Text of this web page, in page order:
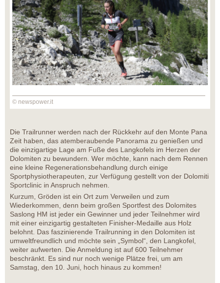
© newspower.it
Die Trailrunner werden nach der Rückkehr auf den Monte Pana
Zeit haben, das atemberaubende Panorama zu genießen und
die einzigartige Lage am Fuße des Langkofels im Herzen der
Dolomiten zu bewundern. Wer möchte, kann nach dem Rennen
eine kleine Regenerationsbehandlung durch einige
Sportphysiotherapeuten, zur Verfügung gestellt von der Dolomiti
Sportclinic in Anspruch nehmen.
Kurzum, Gröden ist ein Ort zum Verweilen und zum
Wiederkommen, denn beim großen Sportfest des Dolomites
Saslong HM ist jeder ein Gewinner und jeder Teilnehmer wird
mit einer einzigartig gestalteten Finisher-Medaille aus Holz
belohnt. Das faszinierende Trailrunning in den Dolomiten ist
umweltfreundlich und möchte sein „Symbol“, den Langkofel,
weiter aufwerten. Die Anmeldung ist auf 600 Teilnehmer
beschränkt. Es sind nur noch wenige Plätze frei, um am
Samstag, den 10. Juni, hoch hinaus zu kommen!